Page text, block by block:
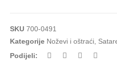
SKU 700-0491
Kategorije Noževi i oštraći
Podijeli: